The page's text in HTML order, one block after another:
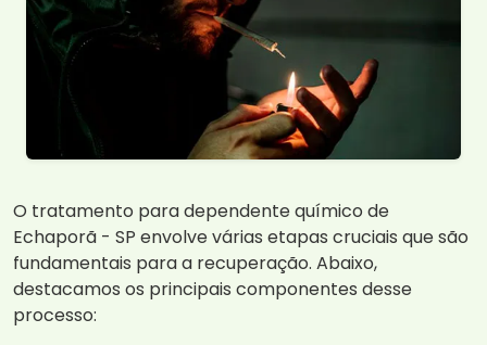
O tratamento para dependente químico de
Echaporã - SP envolve várias etapas cruciais que são
fundamentais para a recuperação. Abaixo,
destacamos os principais componentes desse
processo: